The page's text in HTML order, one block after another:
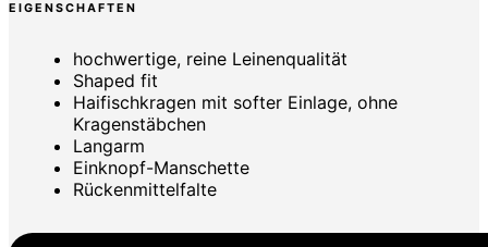
EIGENSCHAFTEN
hochwertige, reine Leinenqualität
Shaped fit
Haifischkragen mit softer Einlage, ohne
Kragenstäbchen
Langarm
Einknopf-Manschette
Rückenmittelfalte